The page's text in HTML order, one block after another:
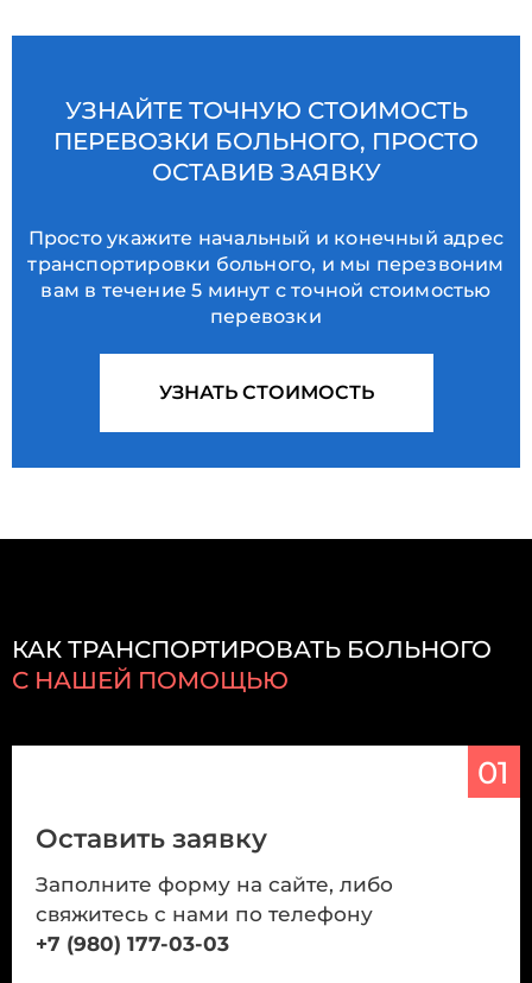
УЗНАЙТЕ ТОЧНУЮ СТОИМОСТЬ
ПЕРЕВОЗКИ БОЛЬНОГО, ПРОСТО
ОСТАВИВ ЗАЯВКУ
Просто укажите начальный и конечный адрес
транспортировки больного, и мы перезвоним
вам в течение 5 минут с точной стоимостью
перевозки
УЗНАТЬ СТОИМОСТЬ
КАК ТРАНСПОРТИРОВАТЬ БОЛЬНОГО
С НАШЕЙ ПОМОЩЬЮ
01
Оставить заявку
Заполните форму на сайте, либо
свяжитесь с нами по телефону
+7 (980) 177-03-03